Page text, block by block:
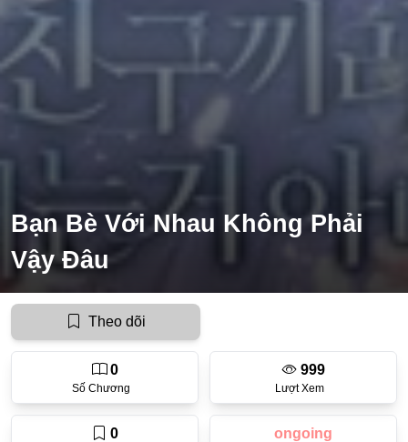
Seinen
Sci-Fi
#Sủng Ngọt
Hiện Đại
Harem
Ecchi
Nữ Cường
Tổng Tài
Isekai
#Chiếm Hữu Mạnh Mẽ
Bạn Bè Với Nhau Không Phải
Vậy Đâu
Số Chương
0
Lượt Xem
999
0 ongoing
Theo dõi